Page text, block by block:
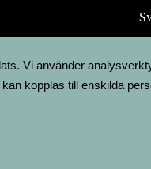
Vi använder
kopplas till enskilda